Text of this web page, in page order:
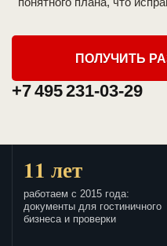
ПОЛУЧИТЬ
+7 495 231-03-29
11 лет
работаем с 2015 года:
документы для гостиничного
бизнеса и проверки